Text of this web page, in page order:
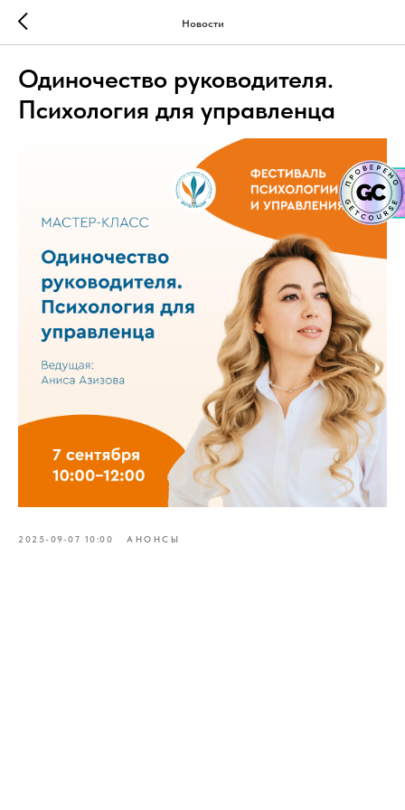
Новости
Одиночество руководителя.
Психология для управленца
2025-09-07 10:00 АНОНСЫ